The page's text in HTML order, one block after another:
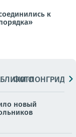
к
ФОТОЛОНГРИДЫ
новый